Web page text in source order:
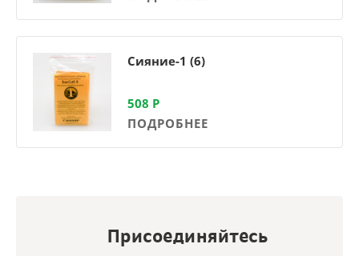
Сияние-1 (6)
508 Р
ПОДРОБНЕЕ
Присоединяйтесь